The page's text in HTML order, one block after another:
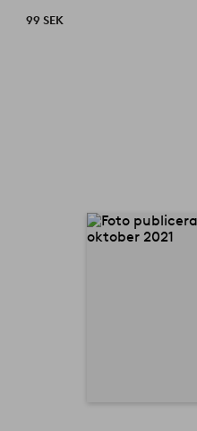
99 SEK